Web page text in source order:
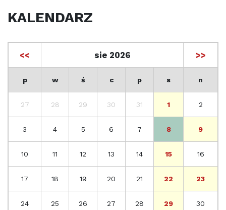
KALENDARZ
<< sie 2026 >>
p w ś c p s n
27 28 29 30 31 1 2
3 4 5 6 7 8 9
10 11 12 13 14 15 16
17 18 19 20 21 22 23
24 25 26 27 28 29 30